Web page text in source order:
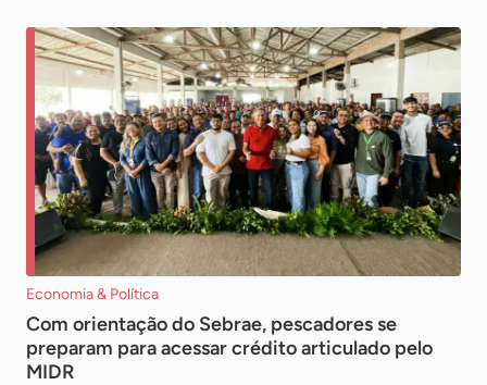
Economia & Política
Com orientação do Sebrae, pescadores se
preparam para acessar crédito articulado pelo
MIDR